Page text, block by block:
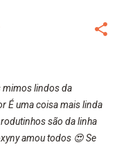
mimos lindos da
É uma coisa mais linda
são da linha
amou todos 😍 Se